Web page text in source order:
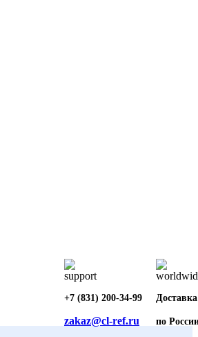
+7 (831) 200-34-99
zakaz@cl-ref.ru
Доставка
по